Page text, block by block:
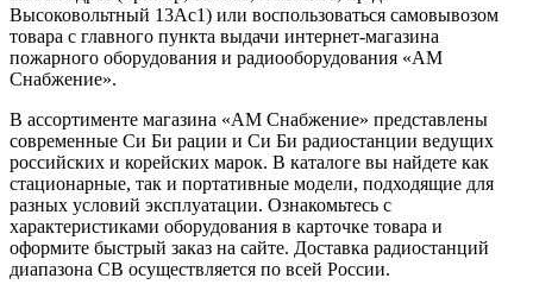
Высоковольтный 13Ас1) или воспользоваться самовывозом
товара с главного пункта выдачи интернет-магазина
пожарного оборудования и радиооборудования «АМ
Снабжение».
В ассортименте магазина «АМ Снабжение» представлены
современные Си Би рации и Си Би радиостанции ведущих
российских и корейских марок. В каталоге вы найдете как
стационарные, так и портативные модели, подходящие для
разных условий эксплуатации. Ознакомьтесь с
характеристиками оборудования в карточке товара и
оформите быстрый заказ на сайте. Доставка радиостанций
диапазона CB осуществляется по всей России.